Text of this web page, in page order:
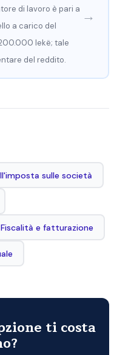
di lavoro è pari a
a carico del
lekë; tale
del reddito.
→
sulle società
Fiscalità e fatturazione
ti costa